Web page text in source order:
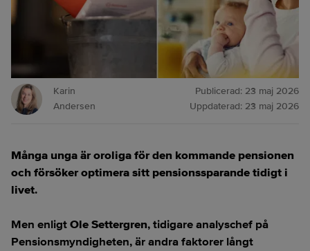
Karin
Andersen
Publicerad: 23 maj 2026
Uppdaterad: 23 maj 2026
Många unga är oroliga för den kommande pensionen
och försöker optimera sitt pensionssparande tidigt i
livet.
Men enligtOle Settergren, tidigare analyschef på
Pensionsmyndigheten, är andra faktorer långt